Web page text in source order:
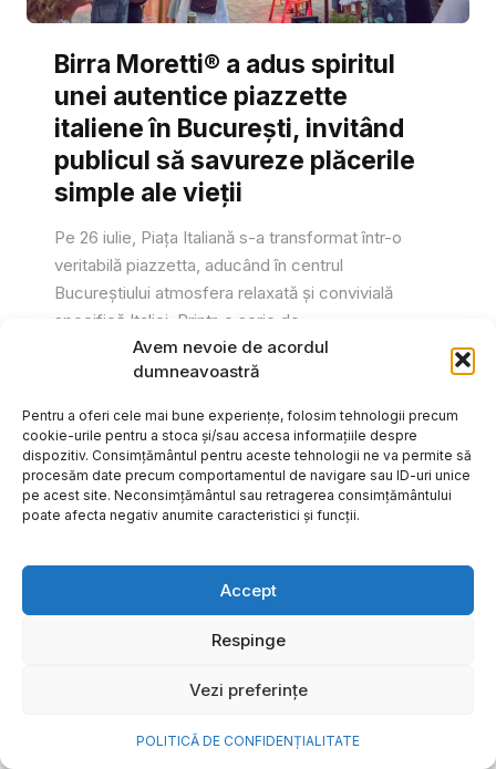
Avem nevoie de acordul
dumneavoastră
Pentru a oferi cele mai bune experiențe, folosim tehnologii precum
cookie-urile pentru a stoca și/sau accesa informațiile despre
dispozitiv. Consimțământul pentru aceste tehnologii ne va permite să
procesăm date precum comportamentul de navigare sau ID-uri unice
pe acest site. Neconsimțământul sau retragerea consimțământului
poate afecta negativ anumite caracteristici și funcții.
Accept
Respinge
Vezi preferințe
POLITICĂ DE CONFIDENȚIALITATE
Birra Moretti® a adus spiritul
unei autentice piazzette
italiene în București, invitând
publicul să savureze plăcerile
simple ale vieții
Pe 26 iulie, Piața Italiană s-a transformat într-o
veritabilă piazzetta, aducând în centrul
Bucureștiului atmosfera relaxată și convivială
specifică Italiei. Printr-o serie de...
Gabriel Barliga
frumoase amintiri ale verii într-